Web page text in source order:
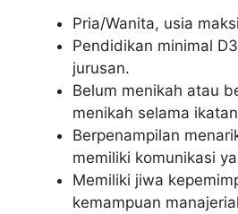
Pria/Wanita, usia
Pendidikan minimal
jurusan.
Belum menikah atau
menikah selama
Berpenampilan
memiliki komunikasi
Memiliki jiwa
kemampuan